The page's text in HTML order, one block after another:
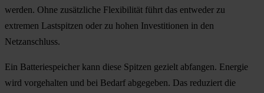
werden. Ohne zusätzliche Flexibilität führt das entweder zu
extremen Lastspitzen oder zu hohen Investitionen in den
Netzanschluss.
Ein Batteriespeicher kann diese Spitzen gezielt abfangen. Energie
wird vorgehalten und bei Bedarf abgegeben. Das reduziert die